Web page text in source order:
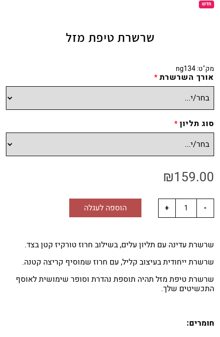
חדש
שרשרת טיפת מזל
מק"ט:ng134
אורך השרשרת*
סוג תליון*
₪159.00
הוספה לעגלה
שרשרת עדינה עם תליון עלים, בשילוב חרוז טורקיז קטן בצד.
שרשרת ייחודית בעיצוב קליל, עם חרוז שמוסיף קריצה קטנה.
שרשרת טיפת מזל תהיה תוספת נהדרת וסופר שימושית לאוסף
התכשיטים שלך.
חומרים: